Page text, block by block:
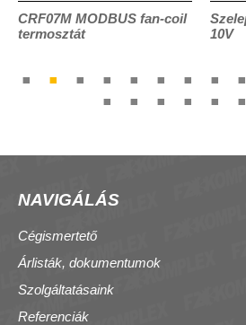
CRF07M MODBUS fan-coil
termosztát
10V
NAVIGÁLÁS
Cégismertető
Árlisták, dokumentumok
Szolgáltatásaink
Referenciák